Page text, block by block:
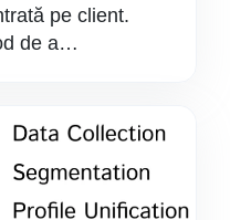
pe client.
de a…